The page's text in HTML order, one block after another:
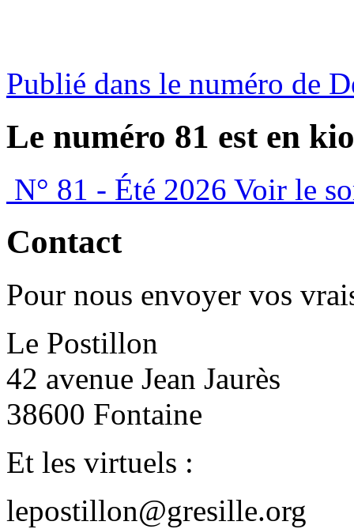
Publié dans le numéro de
Le numéro 81 est en
N° 81 - Été 2026 Voir le
Contact
Pour nous envoyer vos
Le Postillon
42 avenue Jean Jaurès
38600 Fontaine
Et les virtuels :
lepostillon@gresille.org